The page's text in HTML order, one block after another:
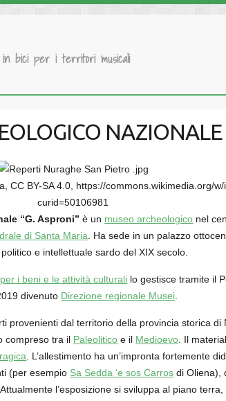
in bici per i territori musicali
NAZIONALE
CC BY-SA 4.0, https://commons.wikimedia.org/
curid=50106981
“G. Asproni” è un museo archeologico nel
di Santa Maria . Ha sede in un palazzo
, politico e intellettuale sardo del XIX secolo.
i beni e le attività culturali lo gestisce tramite il
divenuto Direzione regionale Musei
provenienti dal territorio della provincia storica di
compreso tra il Paleolitico e il Medioevo . Il
. L’allestimento ha un’impronta fortemente
(per esempio Sa Sedda ‘e sos Carros di Oliena),
l’esposizione si sviluppa al piano